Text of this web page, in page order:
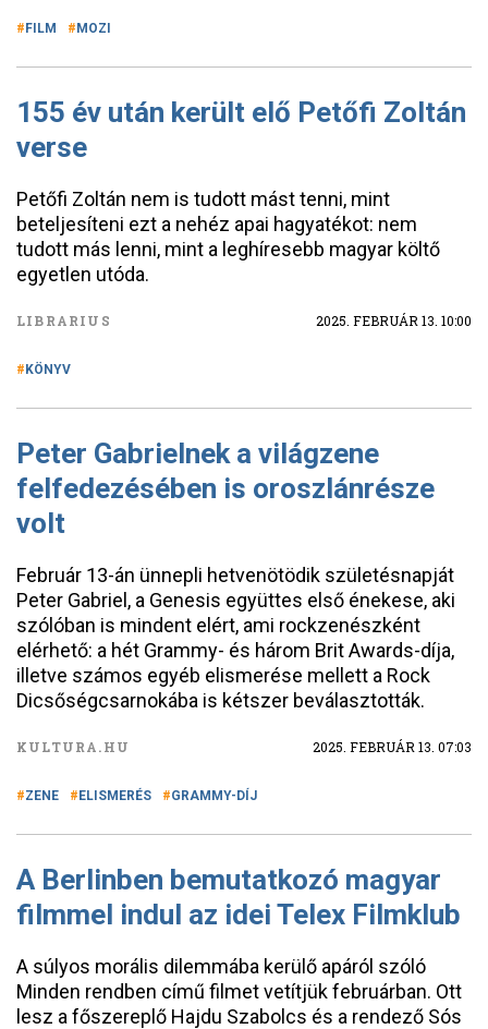
FILM MOZI
155 év után került elő Petőfi Zoltán
verse
Petőfi Zoltán nem is tudott mást tenni, mint
beteljesíteni ezt a nehéz apai hagyatékot: nem
tudott más lenni, mint a leghíresebb magyar költő
egyetlen utóda.
LIBRARIUS 2025. FEBRUÁR 13. 10:00
KÖNYV
Peter Gabrielnek a világzene
felfedezésében is oroszlánrésze
volt
Február 13-án ünnepli hetvenötödik születésnapját
Peter Gabriel, a Genesis együttes első énekese, aki
szólóban is mindent elért, ami rockzenészként
elérhető: a hét Grammy- és három Brit Awards-díja,
illetve számos egyéb elismerése mellett a Rock
Dicsőségcsarnokába is kétszer beválasztották.
KULTURA.HU 2025. FEBRUÁR 13. 07:03
ZENE ELISMERÉS GRAMMY-DÍJ
A Berlinben bemutatkozó magyar
filmmel indul az idei Telex Filmklub
A súlyos morális dilemmába kerülő apáról szóló
Minden rendben című filmet vetítjük februárban. Ott
lesz a főszereplő Hajdu Szabolcs és a rendező Sós